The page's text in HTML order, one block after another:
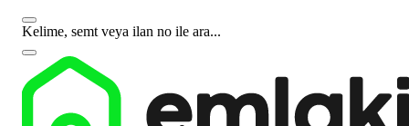
Kelime, semt veya ilan no ile ara...